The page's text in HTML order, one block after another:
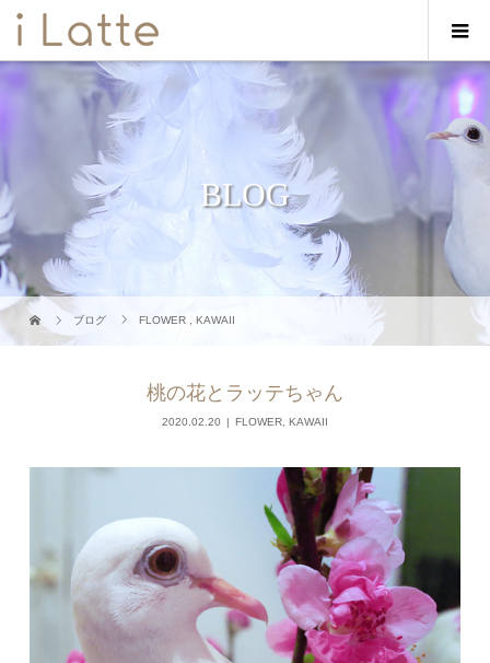
BLOG
ブログ FLOWER ,KAWAII
桃の花とラッテちゃん
2020.02.20 FLOWER KAWAII